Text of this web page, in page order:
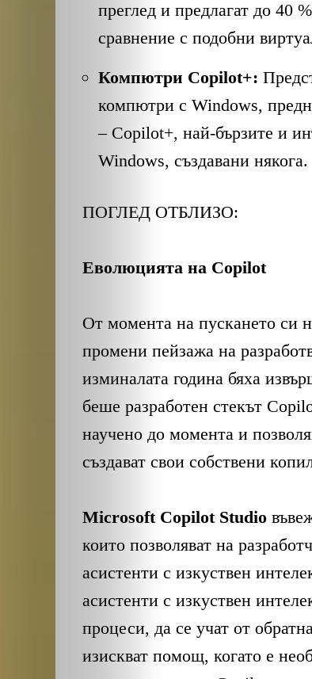
ОНЛАЙН
ПАРИ
ПОТРЕБИТЕЛИТЕ
ПРОФЕСИИ
ПСИХОЛОГИЯ
преглед и предлагат до 40
сравнение с подобни
Компютри Copilot+:
компютри с Windows,
– Copilot+, най-бързите и
Windows, създавани някога.
ПОГЛЕД ОТБЛИЗО:
Еволюцията на Copilot
От момента на пускането си
промени пейзажа на
изминалата година бяха
беше разработен стекът
научено до момента и
създават свои собствени
Microsoft Copilot Studio
които позволяват на
асистенти с изкуствен
асистенти с изкуствен
процеси, да се учат от
изискват помощ, когато е